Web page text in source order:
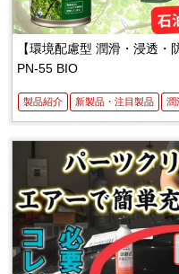
【環境配慮型 潤滑・浸透・
PN-55 BIO
製品紹介 新製品・注目製品 潤